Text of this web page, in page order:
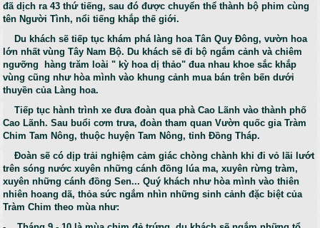
đã dịch ra 43 thứ tiếng, sau đó được chuyển thể thành bộ phim cùng
tên Người Tình, nổi tiếng khắp thế giới.
Du khách sẽ tiếp tục khám phá làng hoa Tân Quy Đông, vườn hoa
lớn nhất vùng Tây Nam Bộ. Du khách sẽ đi bộ ngắm cảnh và chiêm
ngưỡng hàng trăm loài " kỳ hoa dị thảo" đua nhau khoe sắc khắp
vùng cũng như hòa mình vào khung cảnh mua bán trên bến dưới
thuyền của Làng hoa.
Tiếp tục hành trình xe đưa đoàn qua phà Cao Lãnh vào thành phố
Cao Lãnh. Sau buổi cơm trưa, đoàn tham quan Vườn quốc gia Tràm
Chim Tam Nông, thuộc huyện Tam Nông, tỉnh Đồng Tháp.
Đoàn sẽ có dịp trải nghiệm cảm giác chòng chành khi đi vỏ lãi lướt
trên sóng nước xuyên những cánh đồng lúa ma, xuyên rừng tràm,
xuyên những cánh đồng Sen... Quý khách như hòa mình vào thiên
nhiên hoang dã, thỏa sức ngắm nhìn những sinh cảnh đặc biệt của
Tràm Chim theo mùa như: